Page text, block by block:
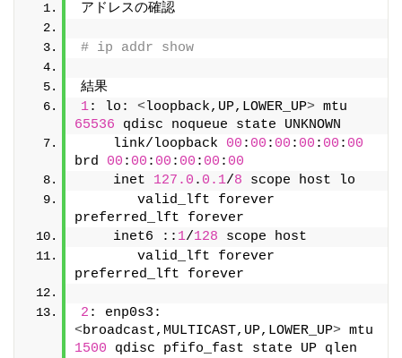
アドレスの確認
# ip addr show
結果
1: lo: <loopback,UP,LOWER_UP>
65536 qdisc noqueue state UNKNOWN
    link/loopback
00 : 00 : 00 : 00 : 00 : 00
brd 00 : 00 : 00 : 00 : 00 : 00
    inet
127.0 . 0.1/8 scope host lo
       valid_lft forever
preferred_lft forever
    inet6 ::
1/128 scope host
       valid_lft forever
preferred_lft forever
2
<broadcast,MULTICAST,UP,LOWER_UP>
1500